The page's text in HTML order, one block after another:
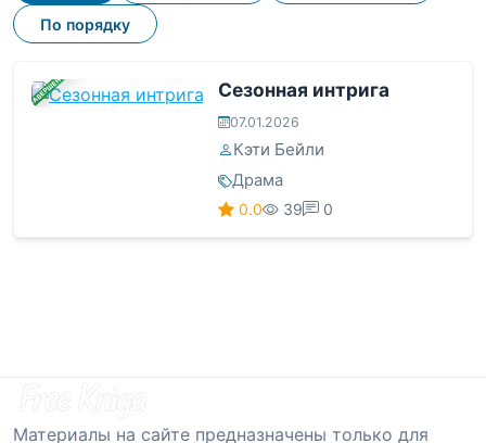
По порядку
ЗАВЕРШЕНА Сезонная интрига
07.01.2026
Кэти Бейли
Драма
0.0 39 0
Материалы на сайте предназначены только для